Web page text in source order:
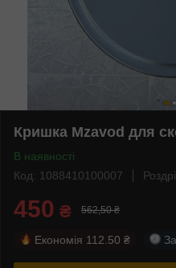
Кришка Mzavod для
В наявності
Код: 1088410100007
450 ₴ 562,50 ₴
Економія 112.50 ₴